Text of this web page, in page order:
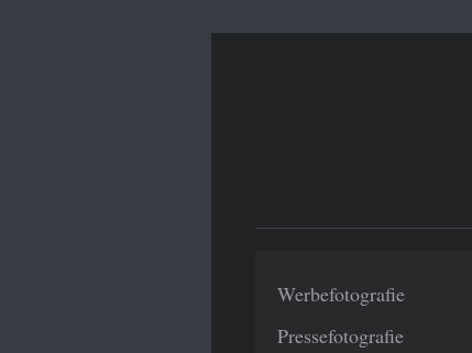
Werbefotografie
Pressefotografie